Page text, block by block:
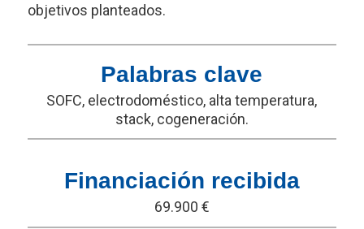
objetivos planteados.
Palabras clave
SOFC, electrodoméstico, alta temperatura,
stack, cogeneración.
Financiación recibida
69.900 €